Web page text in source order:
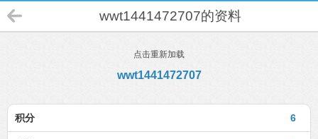
wwt1441472707的资料
点击重新加载
wwt1441472707
6
积分